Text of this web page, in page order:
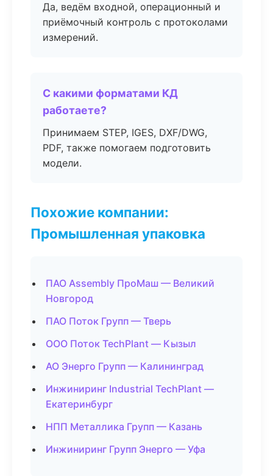
Да, ведём входной, операционный и
приёмочный контроль с протоколами
измерений.
С какими форматами КД
работаете?
Принимаем STEP, IGES, DXF/DWG,
PDF, также помогаем подготовить
модели.
Похожие компании:
Промышленная упаковка
ПАО Assembly ПроМаш — Великий
Новгород
ПАО Поток Групп — Тверь
ООО Поток TechPlant — Кызыл
АО Энерго Групп — Калининград
Инжиниринг Industrial TechPlant —
Екатеринбург
НПП Металлика Групп — Казань
Инжиниринг Групп Энерго — Уфа